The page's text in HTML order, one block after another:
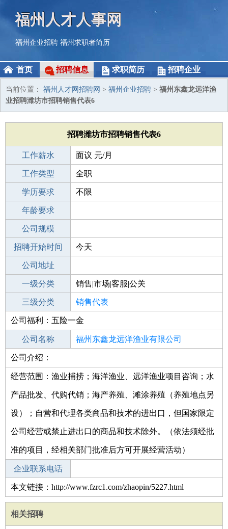
福州人才人事网
福州企业招聘 福州求职者简历
首页 招聘信息 求职简历 招聘企业
当前位置： 福州人才网招聘网 > 福州企业招聘 > 福州东鑫龙远洋渔
业招聘潍坊市招聘销售代表6
招聘潍坊市招聘销售代表6
工作薪水 面议 元/月
招聘人数 10人
工作类型 全职
性别要求 -
学历要求 不限
工作经验
年龄要求
工作地点
公司规模
公司电话
招聘开始时间 今天
招聘结束时间
公司地址
一级分类 销售|市场|客服|公关
二级分类 销售
三级分类 销售代表
其他行业 不限
公司福利：五险一金
公司名称 福州东鑫龙远洋渔业有限公司
公司类型
公司介绍：
经营范围：渔业捕捞；海洋渔业、远洋渔业项目咨询；水
产品批发、代购代销；海产养殖、滩涂养殖（养殖地点另
设）；自营和代理各类商品和技术的进出口，但国家限定
公司经营或禁止进出口的商品和技术除外。（依法须经批
准的项目，经相关部门批准后方可开展经营活动）
企业联系电话
本文链接：http://www.fzrc1.com/zhaopin/5227.html
相关招聘